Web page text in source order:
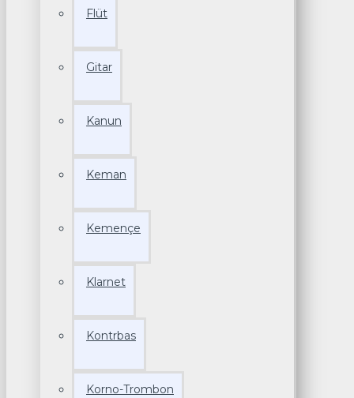
Flüt
Gitar
Kanun
Keman
Kemençe
Klarnet
Kontrbas
Korno-Trombon